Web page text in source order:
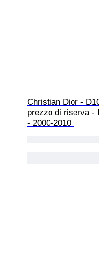
Christian Dior -
prezzo di riserva -
- 2000-2010